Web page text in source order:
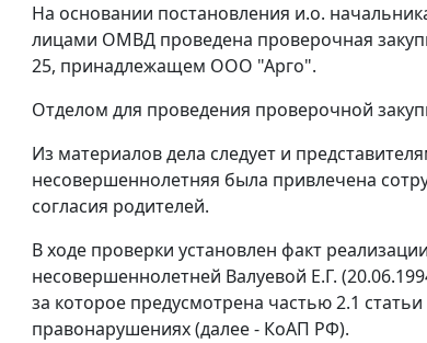
На основании постановления и.о.
лицами ОМВД проведена проверочная
25, принадлежащем ООО "Арго".
Отделом для проведения проверочной
Из материалов дела следует и
несовершеннолетняя была привлечена
согласия родителей.
В ходе проверки установлен факт
несовершеннолетней Валуевой Е.Г.
за которое предусмотрена частью 2.1 статьи
правонарушениях (далее - КоАП РФ).